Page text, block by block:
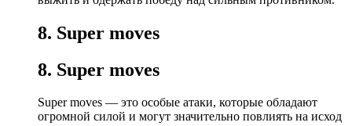
8. Super moves
8. Super moves
Super moves — это особые атаки, которые обладают
огромной силой и могут значительно повлиять на исход